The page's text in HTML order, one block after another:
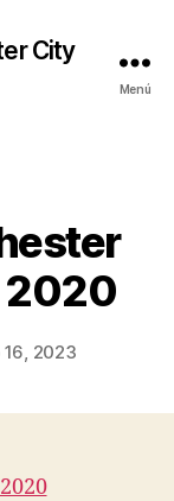
City
Menú
2020
2023